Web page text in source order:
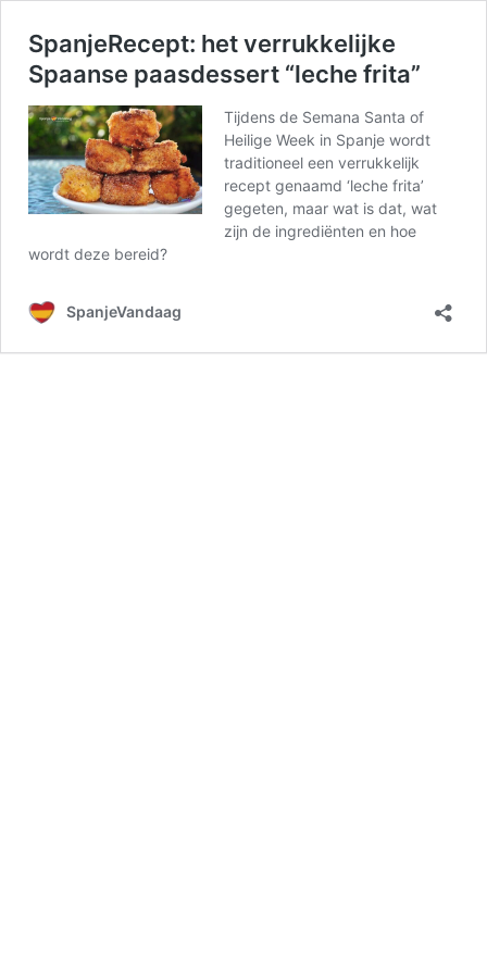
SpanjeRecept: het verrukkelijke
Spaanse paasdessert “leche frita”
Tijdens de Semana Santa of
Heilige Week in Spanje wordt
traditioneel een verrukkelijk
recept genaamd ‘leche frita’
gegeten, maar wat is dat, wat
zijn de ingrediënten en hoe
wordt deze bereid?
SpanjeVandaag